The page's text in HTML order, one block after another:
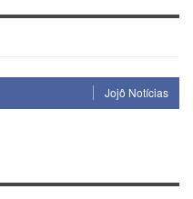
Jojô Notícias